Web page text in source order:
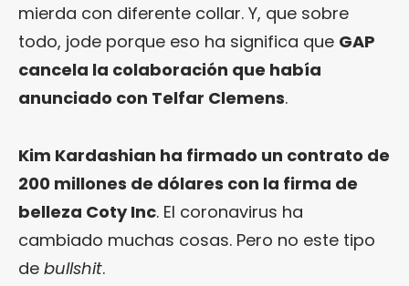
mierda con diferente collar. Y, que sobre
todo, jode porque eso ha significa que GAP
cancela la colaboración que había
anunciado con Telfar Clemens.
Kim Kardashian ha firmado un contrato de
200 millones de dólares con la firma de
belleza Coty Inc. El coronavirus ha
cambiado muchas cosas. Pero no este tipo
de bullshit.